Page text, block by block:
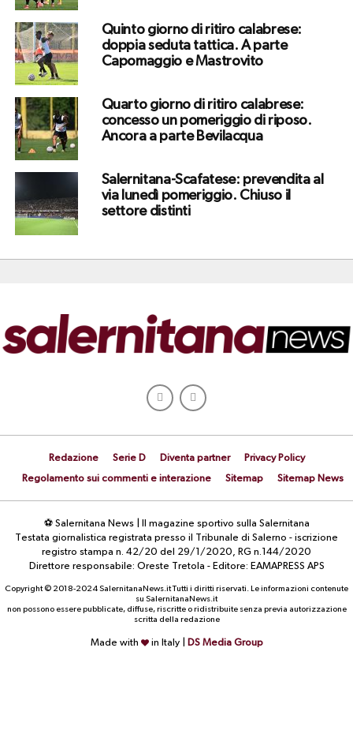
Quinto giorno di ritiro calabrese:
doppia seduta tattica. A parte
Capomaggio e Mastrovito
Quarto giorno di ritiro calabrese:
concesso un pomeriggio di riposo.
Ancora a parte Bevilacqua
Salernitana-Scafatese: prevendita al
via lunedì pomeriggio. Chiuso il
settore distinti
Redazione Serie D Diventa partner
Privacy Policy
Regolamento sui commenti e interazione
Sitemap Sitemap News
⚽ Salernitana News | Il magazine sportivo sulla Salernitana
Testata giornalistica registrata presso il Tribunale di Salerno - iscrizione
registro stampa n. 42/20 del 29/1/2020, RG n.144/2020
Direttore responsabile: Oreste Tretola - Editore: EAMAPRESS APS
Copyright © 2018-2024 SalernitanaNews.it Tutti i diritti riservati. Le informazioni contenute
su SalernitanaNews.it
non possono essere pubblicate, diffuse, riscritte o ridistribuite senza previa autorizzazione
scritta della redazione
Made with in Italy | DS Media Group